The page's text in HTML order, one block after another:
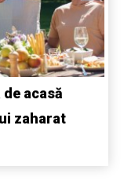
acasă
zaharat